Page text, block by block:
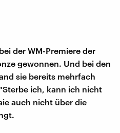
der WM-Premiere der
gewonnen. Und bei den
sie bereits mehrfach
ich, kann ich nicht
auch nicht über die